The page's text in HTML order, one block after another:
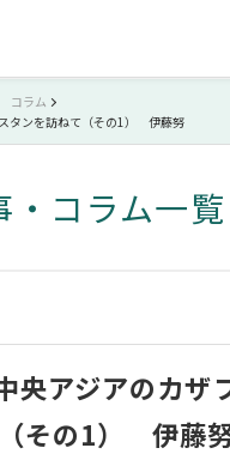
コラム
タンを訪ねて（その1） 伊藤努
・コラム一覧
アジアのカザ
その1） 伊藤